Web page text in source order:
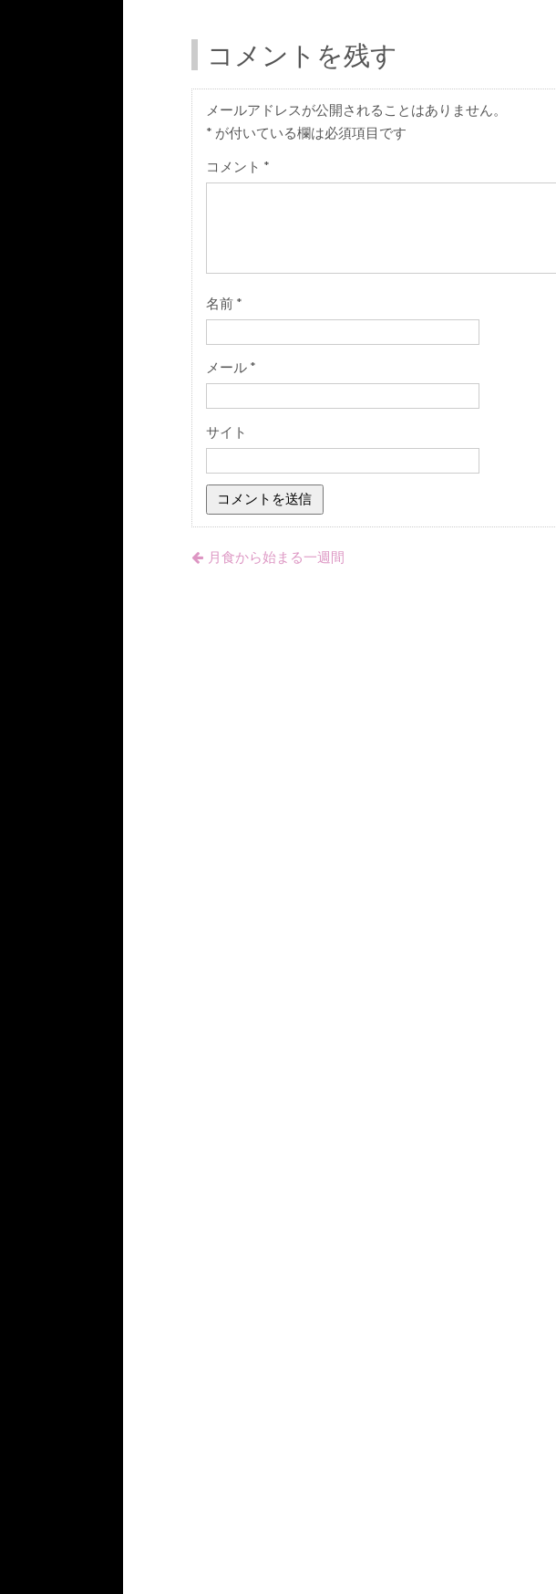
コメントを残す
メールアドレスが公開されることはありません。
* が付いている欄は必須項目です
コメント *
名前 *
メール *
サイト
月食から始まる一週間